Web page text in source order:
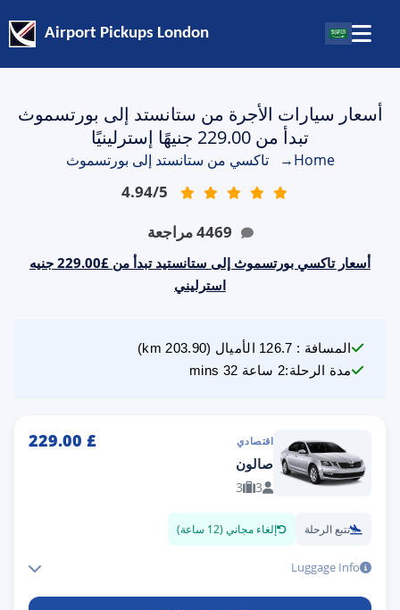
Airport Pickups London
أسعار سيارات الأجرة من ستانستد إلى بورتسموث
تبدأ من 229.00 جنيهًا إسترلينيًا
Home
→ تاكسي من ستانستد إلى بورتسموث
4.94/5
4469مراجعة
أسعار تاكسي بورتسموث إلى ستانستيد تبدأ من £229.00 جنيه
استرليني
المسافة :
126.7 الأميال (
203.90
مدة الرحلة:2 ساعة 32 mins
اقتصادي £
229.00
صالون
3
3
تتبع الرحلة إلغاء مجاني (12 ساعة)
Luggage Info